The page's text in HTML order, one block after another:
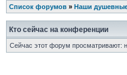
Список форумов» Наши
Кто сейчас на конференции
Сейчас этот форум просматривают: